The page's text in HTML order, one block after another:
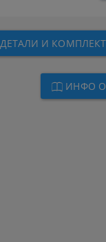
ДЕТАЛИ И
ИНФО